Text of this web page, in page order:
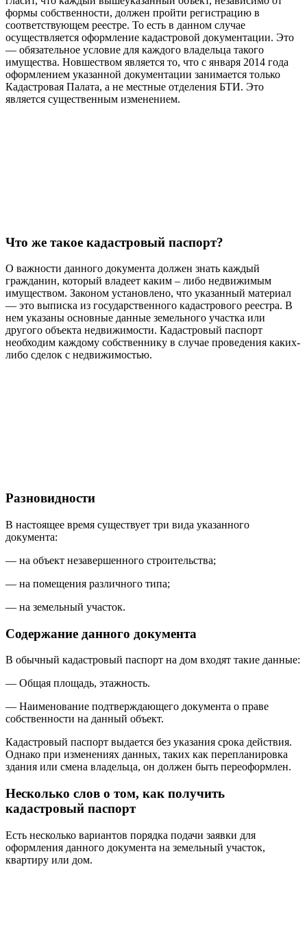
формы собственности, должен пройти регистрацию в
соответствующем реестре. То есть в данном случае
осуществляется оформление кадастровой документации. Это
— обязательное условие для каждого владельца такого
имущества. Новшеством является то, что с января 2014 года
оформлением указанной документации занимается только
Кадастровая Палата, а не местные отделения БТИ. Это
является существенным изменением.
Что же такое кадастровый паспорт?
О важности данного документа должен знать каждый
гражданин, который владеет каким – либо недвижимым
имуществом. Законом установлено, что указанный материал
— это выписка из государственного кадастрового реестра. В
нем указаны основные данные земельного участка или
другого объекта недвижимости. Кадастровый паспорт
необходим каждому собственнику в случае проведения каких-
либо сделок с недвижимостью.
Разновидности
В настоящее время существует три вида указанного
документа:
— на объект незавершенного строительства;
— на помещения различного типа;
— на земельный участок.
Содержание данного документа
В обычный кадастровый паспорт на дом входят такие данные:
— Общая площадь, этажность.
— Наименование подтверждающего документа о праве
собственности на данный объект.
Кадастровый паспорт выдается без указания срока действия.
Однако при изменениях данных, таких как перепланировка
здания или смена владельца, он должен быть переоформлен.
Несколько слов о том, как получить
кадастровый паспорт
Есть несколько вариантов порядка подачи заявки для
оформления данного документа на земельный участок,
квартиру или дом.